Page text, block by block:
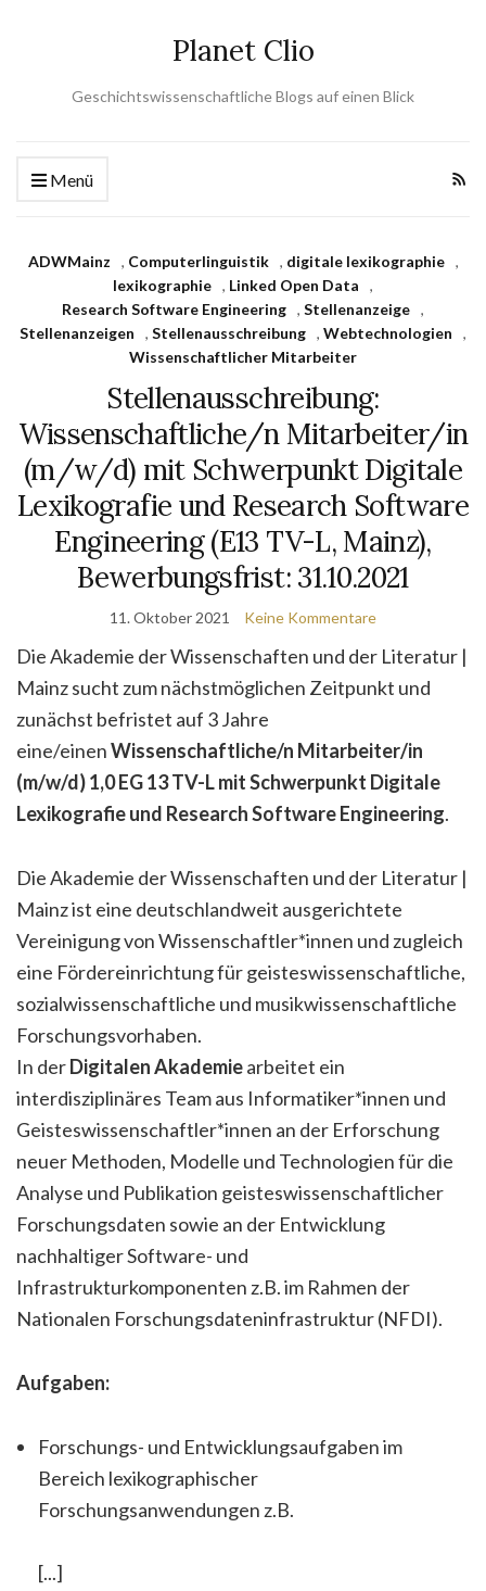
Planet Clio
Geschichtswissenschaftliche Blogs auf einen Blick
Menü
ADWMainz , Computerlinguistik , digitale lexikographie
,
lexikographie , Linked Open Data
,
Research Software Engineering , Stellenanzeige ,
Stellenanzeigen
, Stellenausschreibung , Webtechnologien
,
Wissenschaftlicher Mitarbeiter
Stellenausschreibung:
Wissenschaftliche/n Mitarbeiter/in
(m/w/d) mit Schwerpunkt Digitale
Lexikografie und Research Software
Engineering (E13 TV-L, Mainz),
Bewerbungsfrist: 31.10.2021
11. Oktober 2021 Keine Kommentare
Die Akademie der Wissenschaften und der Literatur |
Mainz sucht zum nächstmöglichen Zeitpunkt und
zunächst befristet auf 3 Jahre
eine/einenWissenschaftliche/n Mitarbeiter/in
(m/w/d) 1,0 EG 13 TV-L mit Schwerpunkt Digitale
Lexikografie und Research Software Engineering.
Die Akademie der Wissenschaften und der Literatur |
Mainz ist eine deutschlandweit ausgerichtete
Vereinigung von Wissenschaftler*innen und zugleich
eine Fördereinrichtung für geisteswissenschaftliche,
sozialwissenschaftliche und musikwissenschaftliche
Forschungsvorhaben.
In derDigitalen Akademiearbeitet ein
interdisziplinäres Team aus Informatiker*innen und
Geisteswissenschaftler*innen an der Erforschung
neuer Methoden, Modelle und Technologien für die
Analyse und Publikation geisteswissenschaftlicher
Forschungsdaten sowie an der Entwicklung
nachhaltiger Software- und
Infrastrukturkomponenten z.B. im Rahmen der
Nationalen Forschungsdateninfrastruktur (NFDI).
Aufgaben:
Forschungs- und Entwicklungsaufgaben im
Bereich lexikographischer
Forschungsanwendungen z.B.
[...]